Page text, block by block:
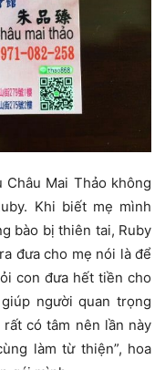
Mai Thảo không
Khi biết mẹ mình
bào bị thiên tai, Ruby
đưa cho mẹ nói là để
con đưa hết tiền cho
người quan trọng
có tâm nên lần này
làm từ thiện”, hoa